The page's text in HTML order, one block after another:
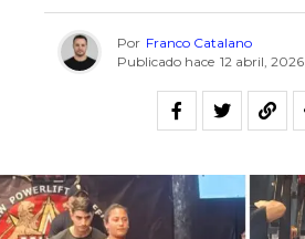
Por Franco Catalano
Publicado hace 12 abril, 2026